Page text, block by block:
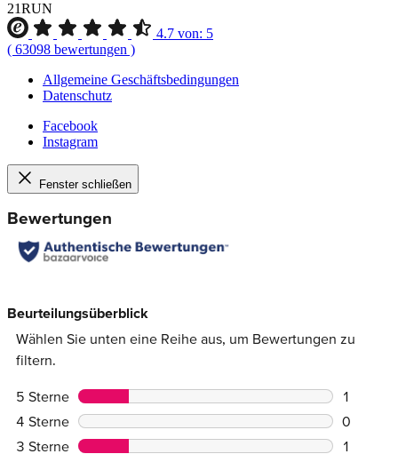
21RUN
4.7 von: 5
( 63098 bewertungen )
Allgemeine Geschäftsbedingungen
Datenschutz
Facebook
Instagram
Fenster schließen